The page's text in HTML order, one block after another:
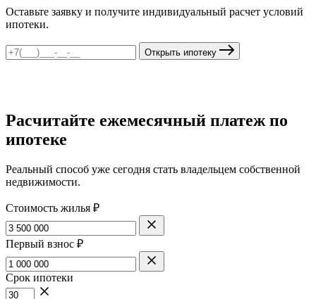
Оставьте заявку и получите индивидуальный расчет условий
ипотеки.
Открыть ипотеку
Расчитайте ежемесячный платеж по
ипотеке
Реальный способ уже сегодня стать владельцем собственной
недвижимости.
Стоимость жилья ₽
Первый взнос ₽
Срок ипотеки